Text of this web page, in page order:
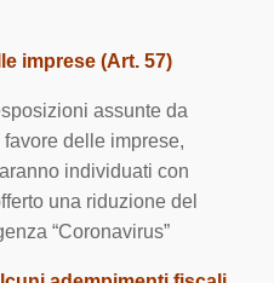
imprese (Art. 57)
assunte da
delle imprese,
individuati con
una riduzione del
“Coronavirus”